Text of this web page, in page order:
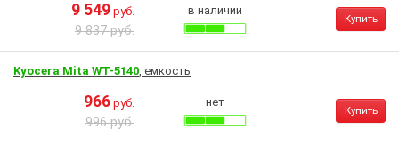
9 549 руб.
9 837 руб.
в наличии
Купить
Kyocera Mita WT-5140, емкость
966 руб.
996 руб.
нет
Купить